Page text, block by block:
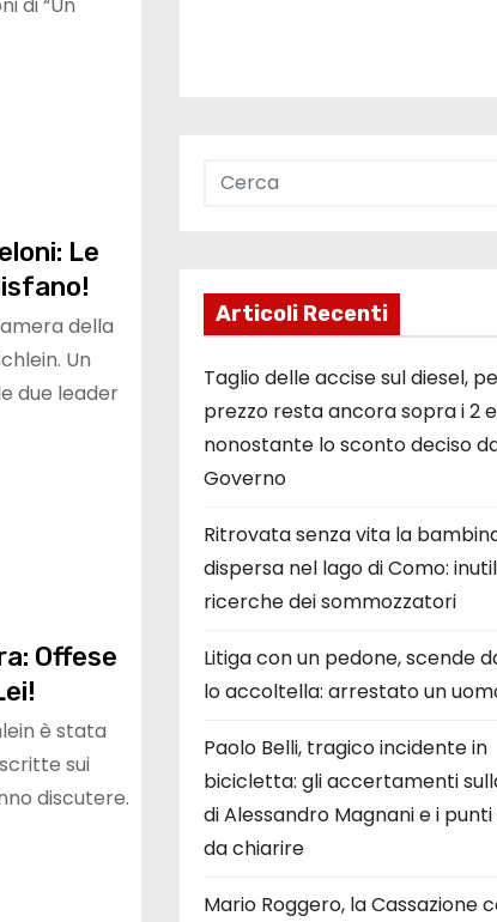
Le
della
Un
due leader
Offese
è stata
sui
discutere.
Articoli Recenti
Taglio delle accise sul diesel,
prezzo resta ancora sopra i 2
nonostante lo sconto deciso
Governo
Ritrovata senza vita la
dispersa nel lago di Como:
ricerche dei sommozzatori
Litiga con un pedone, scende
lo accoltella: arrestato un
Paolo Belli, tragico incidente in
bicicletta: gli accertamenti
di Alessandro Magnani e i
da chiarire
Mario Roggero, la Cassazione